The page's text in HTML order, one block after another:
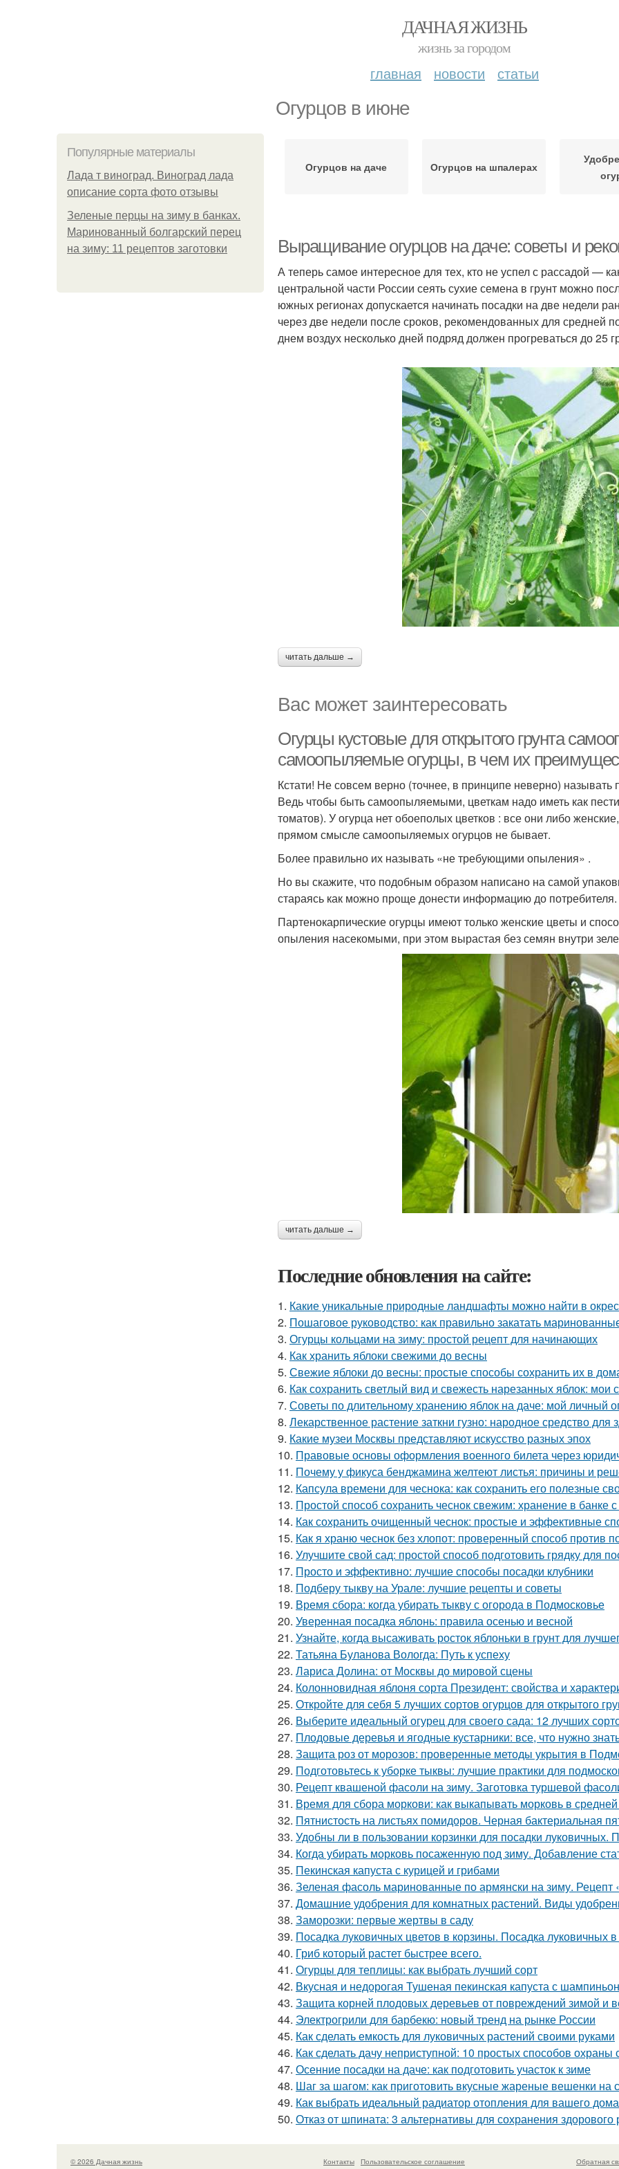
ДАЧНАЯ ЖИЗНЬ
жизнь за городом
главная новости статьи
Огурцов в июне
Популярные материалы
Лада т виноград. Виноград лада
описание сорта фото отзывы
Зеленые перцы на зиму в банках.
Маринованный болгарский перец
на зиму: 11 рецептов заготовки
Огурцов на даче Огурцов на шпалерах
Выращивание огурцов на даче: советы и
А теперь самое интересное для тех, кто не успел с рассадой —
центральной части России сеять сухие семена в грунт можно
южных регионах допускается начинать посадки на две недели
через две недели после сроков, рекомендованных для
днем воздух несколько дней подряд должен прогреваться до 25
читать дальше →
Вас может заинтересовать
Огурцы кустовые для открытого грунта
самоопыляемые огурцы, в чем их
Кстати! Не совсем верно (точнее, в принципе неверно)
Ведь чтобы быть самоопыляемыми, цветкам надо иметь как
томатов). У огурца нет обоеполых цветков : все они либо
прямом смысле самоопыляемых огурцов не бывает.
Более правильно их называть «не требующими опыления» .
Но вы скажите, что подобным образом написано на самой
стараясь как можно проще донести информацию до потребителя.
Партенокарпические огурцы имеют только женские цветы и
опыления насекомыми, при этом вырастая без семян внутри
читать дальше →
Последние обновления на сайте:
1. Какие уникальные природные ландшафты можно найти в
2. Пошаговое руководство: как правильно закатать
3. Огурцы кольцами на зиму: простой рецепт для начинающих
4. Как хранить яблоки свежими до весны
5. Свежие яблоки до весны: простые способы сохранить их в
6. Как сохранить светлый вид и свежесть нарезанных яблок: мои
7. Советы по длительному хранению яблок на даче: мой личный
8. Лекарственное растение заткни гузно: народное средство для
9. Какие музеи Москвы представляют искусство разных эпох
10. Правовые основы оформления военного билета через
11. Почему у фикуса бенджамина желтеют листья: причины и
12. Капсула времени для чеснока: как сохранить его полезные
13. Простой способ сохранить чеснок свежим: хранение в банке
14. Как сохранить очищенный чеснок: простые и эффективные
15. Как я храню чеснок без хлопот: проверенный способ против
16. Улучшите свой сад: простой способ подготовить грядку для
17. Просто и эффективно: лучшие способы посадки клубники
18. Подберу тыкву на Урале: лучшие рецепты и советы
19. Время сбора: когда убирать тыкву с огорода в Подмосковье
20. Уверенная посадка яблонь: правила осенью и весной
21. Узнайте, когда высаживать росток яблоньки в грунт для
22. Татьяна Буланова Вологда: Путь к успеху
23. Лариса Долина: от Москвы до мировой сцены
24. Колонновидная яблоня сорта Президент: свойства и
25. Откройте для себя 5 лучших сортов огурцов для открытого
26. Выберите идеальный огурец для своего сада: 12 лучших
27. Плодовые деревья и ягодные кустарники: все, что нужно
28. Защита роз от морозов: проверенные методы укрытия в
29. Подготовьтесь к уборке тыквы: лучшие практики для
30. Рецепт квашеной фасоли на зиму. Заготовка туршевой
31. Время для сбора моркови: как выкапывать морковь в
32. Пятнистость на листьях помидоров. Черная бактериальная
33. Удобны ли в пользовании корзинки для посадки луковичных.
34. Когда убирать морковь посаженную под зиму. Добавление
35. Пекинская капуста с курицей и грибами
36. Зеленая фасоль маринованные по армянски на зиму. Рецепт
37. Домашние удобрения для комнатных растений. Виды
38. Заморозки: первые жертвы в саду
39. Посадка луковичных цветов в корзины. Посадка луковичных
40. Гриб который растет быстрее всего.
41. Огурцы для теплицы: как выбрать лучший сорт
42. Вкусная и недорогая Тушеная пекинская капуста с
43. Защита корней плодовых деревьев от повреждений зимой и
44. Электрогрили для барбекю: новый тренд на рынке России
45. Как сделать емкость для луковичных растений своими руками
46. Как сделать дачу неприступной: 10 простых способов
47. Осенние посадки на даче: как подготовить участок к зиме
48. Шаг за шагом: как приготовить вкусные жареные вешенки на
49. Как выбрать идеальный радиатор отопления для вашего дома
50. Отказ от шпината: 3 альтернативы для сохранения здорового
© 2026 Дачная жизнь Контакты Пользовательское соглашение Обратная